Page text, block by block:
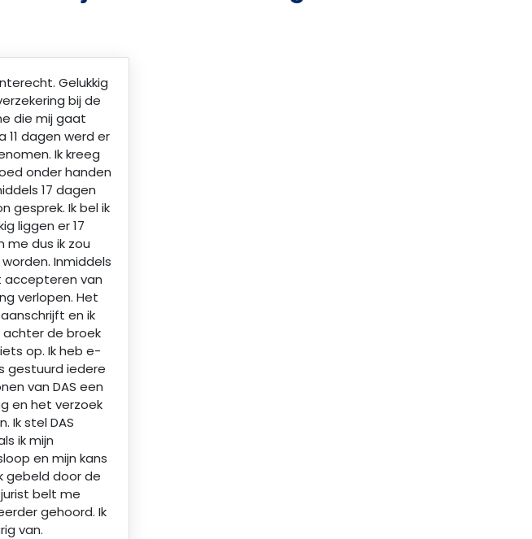
Gelukkig
bij de
die mij gaat
11 dagen werd er
Ik kreeg
onder handen
17 dagen
gesprek. Ik bel ik
liggen er 17
me dus ik zou
Inmiddels
accepteren van
verlopen. Het
en ik
achter de broek
op. Ik heb e-
gestuurd iedere
van DAS een
en het verzoek
Ik stel DAS
ik mijn
en mijn kans
gebeld door de
belt me
gehoord. Ik
van.